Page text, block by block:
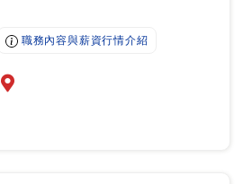
職務內容與薪資行情介紹
前往查看地圖